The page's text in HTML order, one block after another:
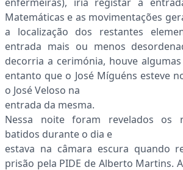
Matemáticas e as movimentações
a localização dos restantes
entrada mais ou menos
decorria a cerimónia, houve
entanto que o José Míguéns esteve
o José Veloso na
entrada da mesma.
Nessa noite foram revelados os
batidos durante o dia e
estava na câmara escura quando
prisão pela PIDE de Alberto Martins.